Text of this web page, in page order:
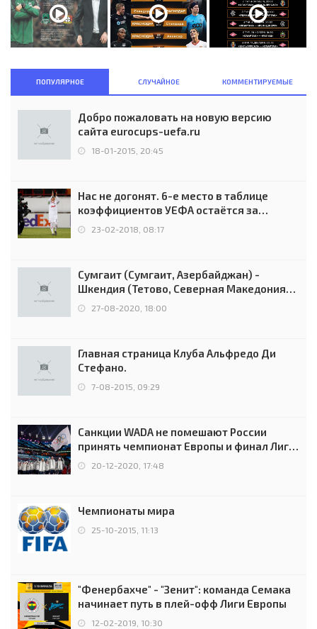
ПОПУЛЯРНОЕ СЛУЧАЙНОЕ КОММЕНТИРУЕМЫЕ
Добро пожаловать на новую версию
сайта eurocups-uefa.ru
18-01-2015, 20:45
Нас не догонят. 6-е место в таблице
коэффициентов УЕФА остаётся за
Россией
23-02-2018, 08:17
Сумгаит (Сумгаит, Азербайджан) -
Шкендия (Тетово, Северная Македония) -
0:2 (0:0)
27-08-2020, 18:00
Главная страница Клуба Альфредо Ди
Стефано.
7-08-2015, 09:29
Санкции WADA не помешают России
принять чемпионат Европы и финал Лиги
чемпионов.
20-12-2020, 17:48
Чемпионаты мира
25-10-2015, 11:13
"Фенербахче" - "Зенит": команда Семака
начинает путь в плей-офф Лиги Европы
12-02-2019, 10:30